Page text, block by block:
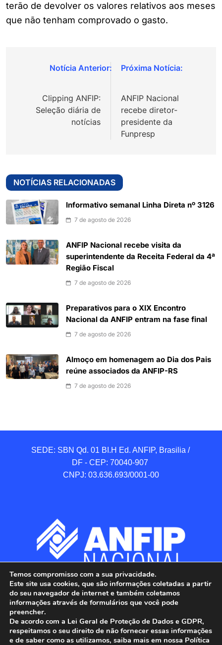
terão de devolver os valores relativos aos meses
que não tenham comprovado o gasto.
Navegação
Post
Clipping ANFIP:
Seleção diária de
notícias
ANFIP Nacional
recebe diretor-
presidente da
Funpresp
NOTÍCIAS RELACIONADAS
Informativo semanal Linha Direta nº 3126
7 de agosto de 2026
ANFIP Nacional recebe visita da
superintendente da Receita Federal da 4ª
Região Fiscal
7 de agosto de 2026
Preparativos para o XIX Encontro
Nacional da ANFIP entram na fase final
7 de agosto de 2026
Almoço em homenagem ao Dia dos Pais
reúne associados da ANFIP-RS
7 de agosto de 2026
SEDE: SBN Qd. 01 BI.H Ed. ANFIP, Brasilia /
DF - CEP: 70040-907
CNPJ: 03.636.693/0001-00
Temos compromisso com a sua privacidade.
Este site usa cookies, que são informações coletadas a partir
do seu navegador de internet e também coletamos
informações através de formulários que você pode
preencher.
De acordo com a Lei Geral de Proteção de Dados e GDPR,
respeitamos o seu direito de não fornecer essas informações
e de saber como as utilizamos, saiba mais em nossa Política